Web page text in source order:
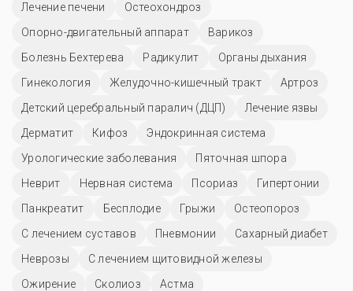
Лечение печени
Остеохондроз
Опорно-двигательный аппарат
Варикоз
Болезнь Бехтерева
Радикулит
Органы дыхания
Гинекология
Желудочно-кишечный тракт
Артроз
Детский церебральный паралич (ДЦП)
Лечение язвы
Дерматит
Кифоз
Эндокринная система
Урологические заболевания
Пяточная шпора
Неврит
Нервная система Псориаз
Гипертонии
Панкреатит
Бесплодие Грыжи
Остеопороз
С лечением суставов
Пневмонии
Сахарный диабет
Неврозы
С лечением щитовидной железы
Ожирение
Сколиоз
Астма